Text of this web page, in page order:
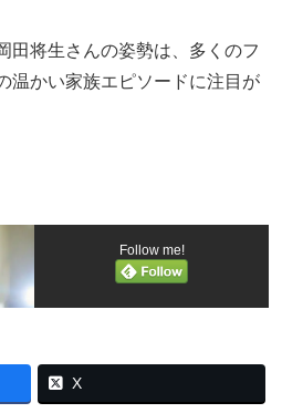
田将生さんの姿勢は、多くのフ
温かい家族エピソードに注目が
Follow me!
X